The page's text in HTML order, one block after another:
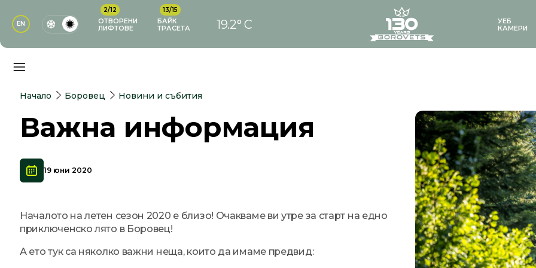
EN
2/12
ОТВОРЕНИ
ЛИФТОВЕ
13/15
БАЙК
ТРАСЕТА
19.2° C
УЕБ
КАМЕРИ
Начало Боровец Новини и събития
Важна информация
19 юни 2020
Началото на летен сезон 2020 е близо! Очакваме ви утре за старт на едно
приключенско лято в Боровец!
А ето тук са няколко важни неща, които да имаме предвид: